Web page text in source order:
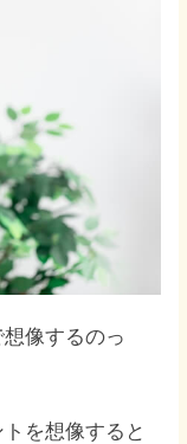
想像するのっ
を想像すると